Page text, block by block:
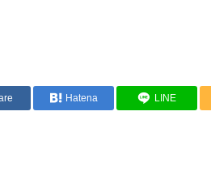
Hatena LINE